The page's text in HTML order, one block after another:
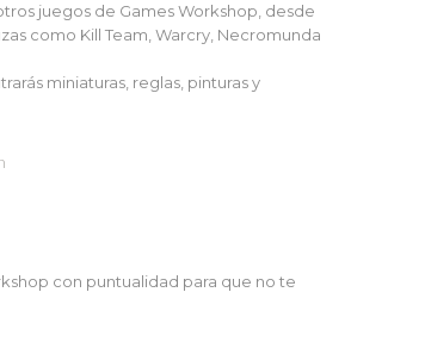
juegos de Games Workshop, desde
como Kill Team, Warcry, Necromunda
miniaturas, reglas, pinturas y
con puntualidad para que no te